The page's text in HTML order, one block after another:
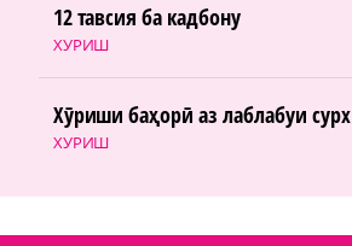
ХУРИШ
12 тавсия ба кадбону
ХУРИШ
Хӯриши баҳорӣ аз лаблабуи сурх